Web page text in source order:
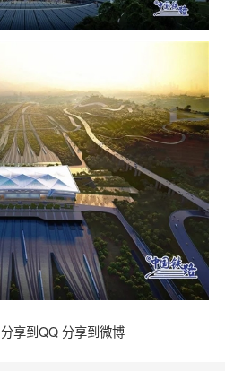
分享到QQ 分享到微博